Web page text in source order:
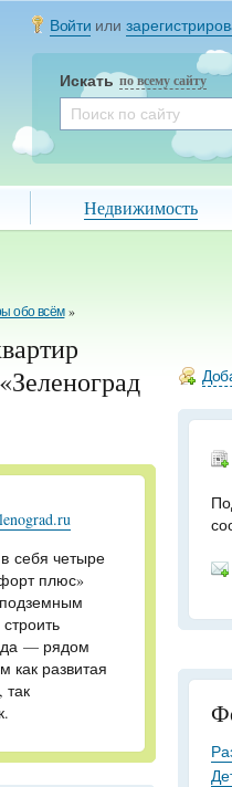
Войти или
Искать по всему сайту
Недвижимость
обо всём »
себя четыре
плюс»
— рядом
развитая
так